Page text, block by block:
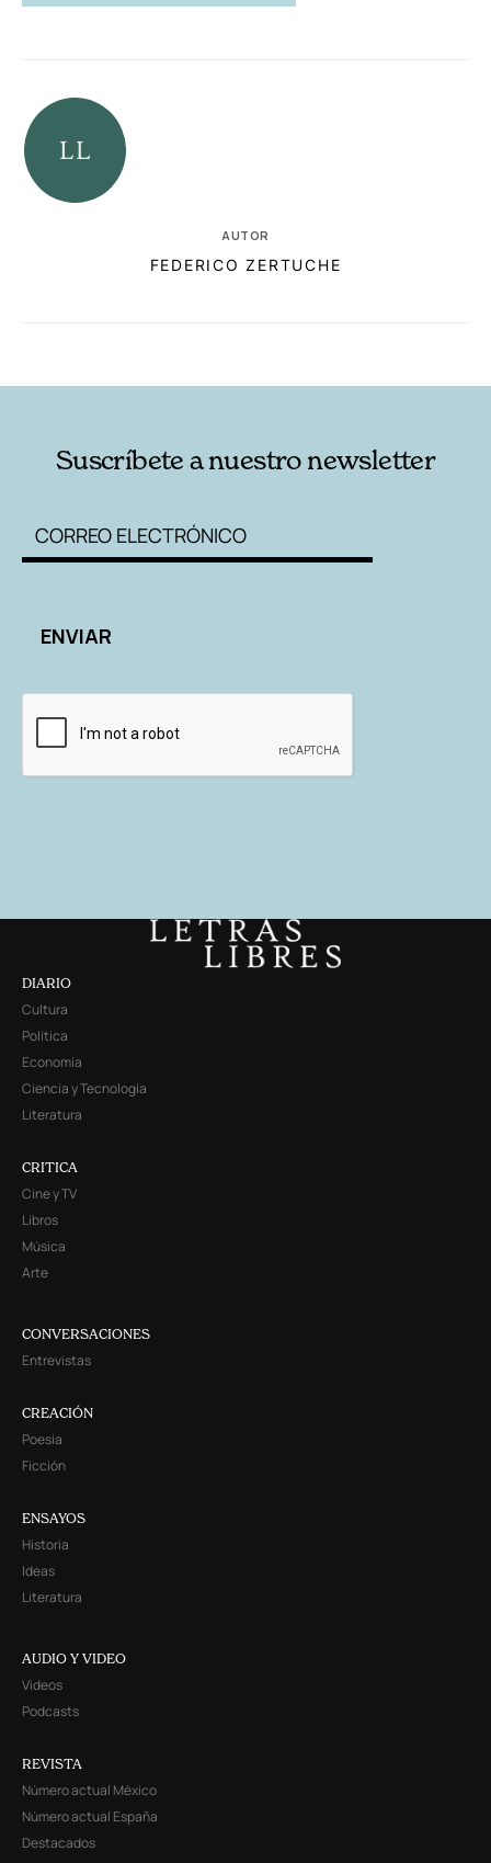
AUTOR
FEDERICO ZERTUCHE
Suscríbete a nuestro newsletter
DIARIO
Cultura
Política
Economía
Ciencia y Tecnología
Literatura
CRITICA
Cine y TV
Libros
Música
Arte
CONVERSACIONES
Entrevistas
CREACIÓN
Poesía
Ficción
ENSAYOS
Historia
Ideas
Literatura
AUDIO Y VIDEO
Videos
Podcasts
REVISTA
Número actual México
Número actual España
Destacados